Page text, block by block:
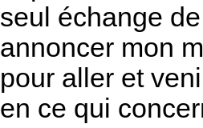
seul échange
annoncer mon
pour aller et
en ce qui